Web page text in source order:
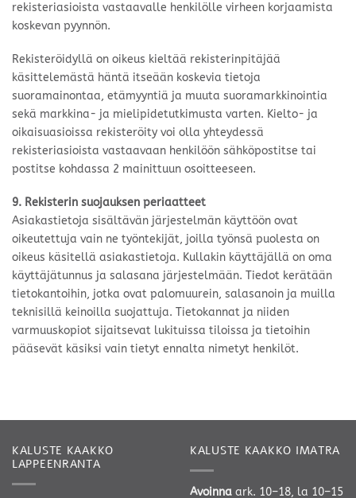
rekisteriasioista vastaavalle henkilölle virheen korjaamista
koskevan pyynnön.
Rekisteröidyllä on oikeus kieltää rekisterinpitäjää
käsittelemästä häntä itseään koskevia tietoja
suoramainontaa, etämyyntiä ja muuta suoramarkkinointia
sekä markkina- ja mielipidetutkimusta varten. Kielto- ja
oikaisuasioissa rekisteröity voi olla yhteydessä
rekisteriasioista vastaavaan henkilöön sähköpostitse tai
postitse kohdassa 2 mainittuun osoitteeseen.
9. Rekisterin suojauksen periaatteet
Asiakastietoja sisältävän järjestelmän käyttöön ovat
oikeutettuja vain ne työntekijät, joilla työnsä puolesta on
oikeus käsitellä asiakastietoja. Kullakin käyttäjällä on oma
käyttäjätunnus ja salasana järjestelmään. Tiedot kerätään
tietokantoihin, jotka ovat palomuurein, salasanoin ja muilla
teknisillä keinoilla suojattuja. Tietokannat ja niiden
varmuuskopiot sijaitsevat lukituissa tiloissa ja tietoihin
pääsevät käsiksi vain tietyt ennalta nimetyt henkilöt.
KALUSTE KAAKKO
LAPPEENRANTA
KALUSTE KAAKKO IMATRA
Avoinna ark. 10–18, la 10–15